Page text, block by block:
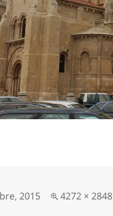
2015
Tamaño
4272 × 2848